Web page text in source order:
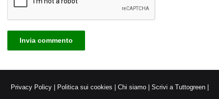
Privacy Policy| Politica sui cookies | Chi siamo| Scrivi a Tuttogreen|